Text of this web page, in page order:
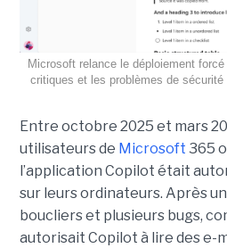
Microsoft relance le déploiement
critiques et les problèmes de
Entre octobre 2025 et mars
utilisateurs de Microsoft 365
l’application Copilot était
sur leurs ordinateurs. Après
boucliers et plusieurs bugs,
autorisait Copilot à lire des e-